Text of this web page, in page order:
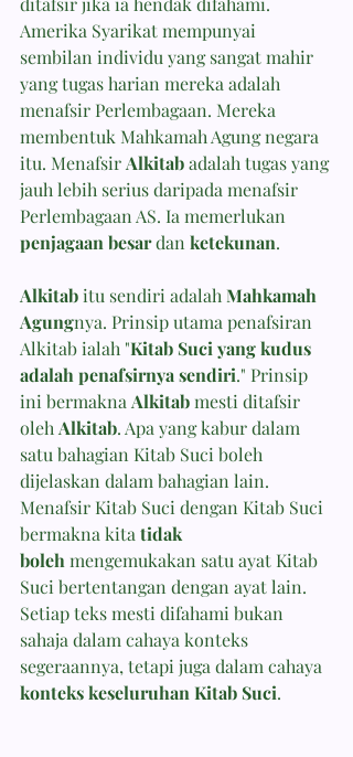
Amerika Syarikat mempunyai
sembilan individu yang sangat mahir
yang tugas harian mereka adalah
menafsir Perlembagaan. Mereka
membentuk Mahkamah Agung negara
itu. Menafsir Alkitab adalah tugas yang
jauh lebih serius daripada menafsir
Perlembagaan AS. Ia memerlukan
penjagaan besar dan ketekunan.
Alkitab itu sendiri adalah Mahkamah
Agungnya. Prinsip utama penafsiran
Alkitab ialah "Kitab Suci yang kudus
adalah penafsirnya sendiri." Prinsip
ini bermakna Alkitab mesti ditafsir
oleh Alkitab. Apa yang kabur dalam
satu bahagian Kitab Suci boleh
dijelaskan dalam bahagian lain.
Menafsir Kitab Suci dengan Kitab Suci
bermakna kita tidak
boleh mengemukakan satu ayat Kitab
Suci bertentangan dengan ayat lain.
Setiap teks mesti difahami bukan
sahaja dalam cahaya konteks
segeraannya, tetapi juga dalam cahaya
konteks keseluruhan Kitab Suci.